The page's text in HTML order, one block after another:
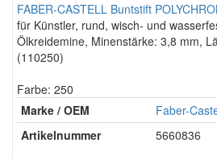
FABER-CASTELL Buntstift
für Künstler, rund, wisch- und
Ölkreidemine, Minenstärke: 3,8 mm,
(110250)
Farbe: 250
Marke / OEM
Faber-
Artikelnummer
5660836